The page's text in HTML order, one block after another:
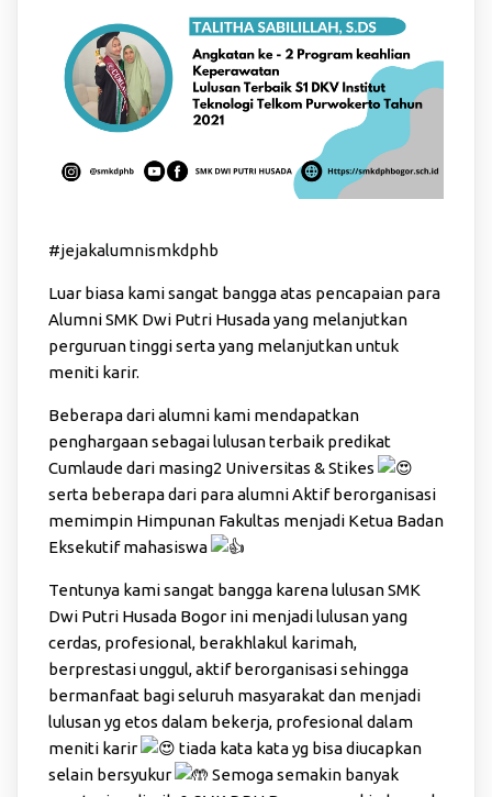
#jejakalumnismkdphb
Luar biasa kami sangat bangga atas pencapaian para
Alumni SMK Dwi Putri Husada yang melanjutkan
perguruan tinggi serta yang melanjutkan untuk
meniti karir.
Beberapa dari alumni kami mendapatkan
penghargaan sebagai lulusan terbaik predikat
Cumlaude dari masing2 Universitas & Stikes
serta beberapa dari para alumni Aktif berorganisasi
memimpin Himpunan Fakultas menjadi Ketua Badan
Eksekutif mahasiswa
Tentunya kami sangat bangga karena lulusan SMK
Dwi Putri Husada Bogor ini menjadi lulusan yang
cerdas, profesional, berakhlakul karimah,
berprestasi unggul, aktif berorganisasi sehingga
bermanfaat bagi seluruh masyarakat dan menjadi
lulusan yg etos dalam bekerja, profesional dalam
meniti karir
tiada kata kata yg bisa diucapkan
selain bersyukur
Semoga semakin banyak